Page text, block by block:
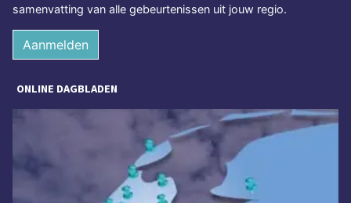
samenvatting van alle gebeurtenissen uit jouw regio.
Aanmelden
ONLINE DAGBLADEN